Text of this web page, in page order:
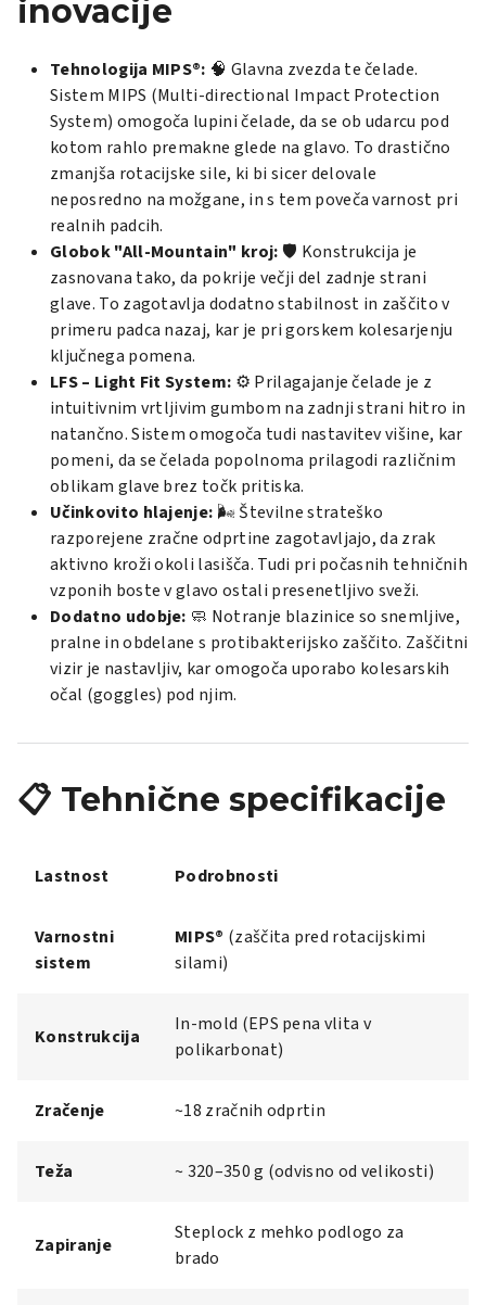
inovacije
Tehnologija MIPS®: 🧠 Glavna zvezda te čelade.
Sistem MIPS (Multi-directional Impact Protection
System) omogoča lupini čelade, da se ob udarcu pod
kotom rahlo premakne glede na glavo. To drastično
zmanjša rotacijske sile, ki bi sicer delovale
neposredno na možgane, in s tem poveča varnost pri
realnih padcih.
Globok "All-Mountain" kroj: 🛡️ Konstrukcija je
zasnovana tako, da pokrije večji del zadnje strani
glave. To zagotavlja dodatno stabilnost in zaščito v
primeru padca nazaj, kar je pri gorskem kolesarjenju
ključnega pomena.
LFS – Light Fit System: ⚙️ Prilagajanje čelade je z
intuitivnim vrtljivim gumbom na zadnji strani hitro in
natančno. Sistem omogoča tudi nastavitev višine, kar
pomeni, da se čelada popolnoma prilagodi različnim
oblikam glave brez točk pritiska.
Učinkovito hlajenje: 🌬️ Številne strateško
razporejene zračne odprtine zagotavljajo, da zrak
aktivno kroži okoli lasišča. Tudi pri počasnih tehničnih
vzponih boste v glavo ostali presenetljivo sveži.
Dodatno udobje: 🧼 Notranje blazinice so snemljive,
pralne in obdelane s protibakterijsko zaščito. Zaščitni
vizir je nastavljiv, kar omogoča uporabo kolesarskih
očal (goggles) pod njim.
📋 Tehnične specifikacije
Lastnost Podrobnosti
Varnostni
sistem
MIPS® (zaščita pred rotacijskimi
silami)
Konstrukcija
In-mold (EPS pena vlita v
polikarbonat)
Zračenje ~18 zračnih odprtin
Teža ~ 320–350 g (odvisno od velikosti)
Zapiranje
Steplock z mehko podlogo za
brado